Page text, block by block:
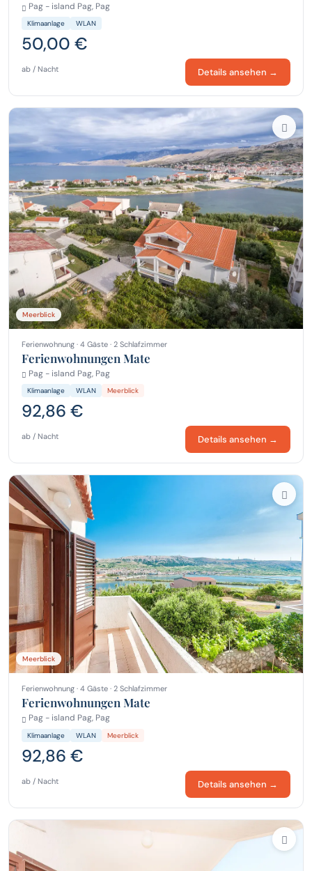
Pag - island Pag, Pag
Klimaanlage WLAN
50,00 €
ab / Nacht Details ansehen →
Meerblick
Ferienwohnung · 4 Gäste · 2 Schlafzimmer
Ferienwohnungen Mate
Pag - island Pag, Pag
Klimaanlage WLAN Meerblick
92,86 €
ab / Nacht Details ansehen →
Meerblick
Ferienwohnung · 4 Gäste · 2 Schlafzimmer
Ferienwohnungen Mate
Pag - island Pag, Pag
Klimaanlage WLAN Meerblick
92,86 €
ab / Nacht Details ansehen →